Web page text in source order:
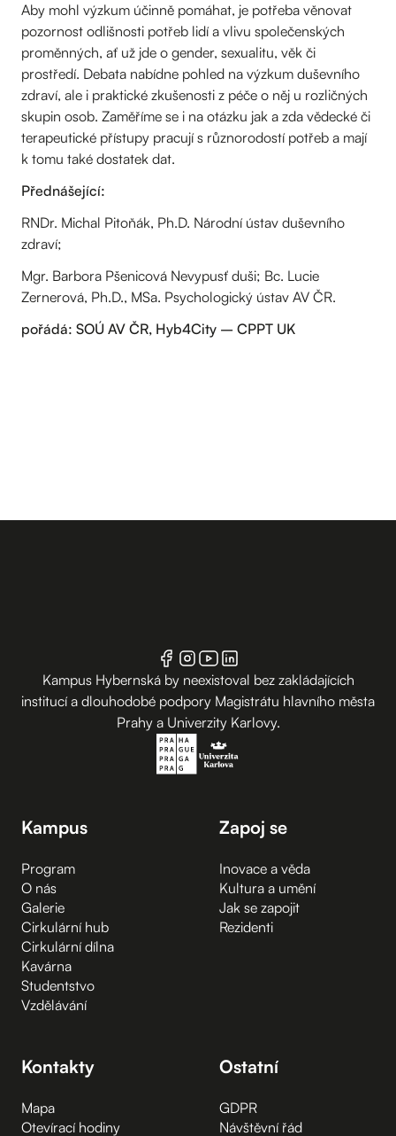
Aby mohl výzkum účinně pomáhat, je potřeba věnovat
pozornost odlišnosti potřeb lidí a vlivu společenských
proměnných, ať už jde o gender, sexualitu, věk či
prostředí. Debata nabídne pohled na výzkum duševního
zdraví, ale i praktické zkušenosti z péče o něj u rozličných
skupin osob. Zaměříme se i na otázku jak a zda vědecké či
terapeutické přístupy pracují s různorodostí potřeb a mají
k tomu také dostatek dat.
Přednášející:
RNDr. Michal Pitoňák, Ph.D. Národní ústav duševního
zdraví;
Mgr. Barbora Pšenicová Nevypusť duši; Bc. Lucie
Zernerová, Ph.D., MSa. Psychologický ústav AV ČR.
pořádá: SOÚ AV ČR, Hyb4City – CPPT UK
Kampus Hybernská by neexistoval bez zakládajících
institucí a dlouhodobé podpory Magistrátu hlavního města
Prahy a Univerzity Karlovy.
Kampus
Program
O nás
Galerie
Cirkulární hub
Cirkulární dílna
Kavárna
Studentstvo
Vzdělávání
Zapoj se
Inovace a věda
Kultura a umění
Jak se zapojit
Rezidenti
Kontakty
Mapa
Otevírací hodiny
Ostatní
GDPR
Návštěvní řád